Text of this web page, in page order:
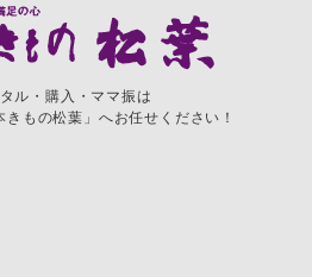
ル・購入・ママ振は
もの松葉」へお任せください！